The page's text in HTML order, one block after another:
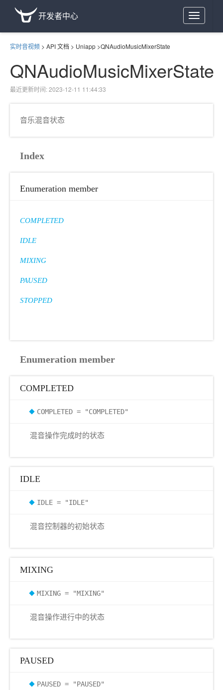
Toggle
navigation
开发者中心
实时音视频 > API 文档 > Uniapp >QNAudioMusicMixerState
QNAudioMusicMixerState
最近更新时间: 2023-12-11 11:44:33
音乐混音状态
Index
Enumeration member
COMPLETED
IDLE
MIXING
PAUSED
STOPPED
Enumeration member
COMPLETED
COMPLETED = "COMPLETED"
混音操作完成时的状态
IDLE
IDLE = "IDLE"
混音控制器的初始状态
MIXING
MIXING = "MIXING"
混音操作进行中的状态
PAUSED
PAUSED = "PAUSED"